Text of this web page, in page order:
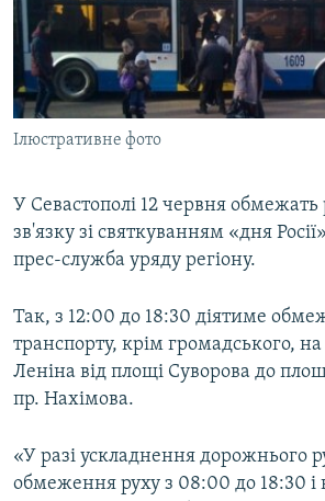
ДЕПОРТАЦІЯ
ВІДЕОУРОКИ «ELIFBE»
СВІДЧЕННЯ ОКУПАЦІЇ
УКРАЇНСЬКА ПРОБЛЕМА КРИМУ
ЯК ОБІЙТИ БЛОКУВАННЯ
Русский
Qırımtatar
Ілюстративне фото
У Севастополі 12 червня обмежать
зв'язку зі святкуванням «дня
прес-служба уряду регіону.
Так, з 12:00 до 18:30 діятиме
транспорту, крім громадського, на
Леніна від площі Суворова до
пр. Нахімова.
«У разі ускладнення дорожнього
обмеження руху з 08:00 до 18:30 і